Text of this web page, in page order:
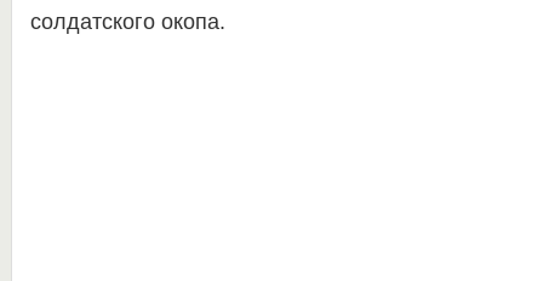
солдатского окопа.